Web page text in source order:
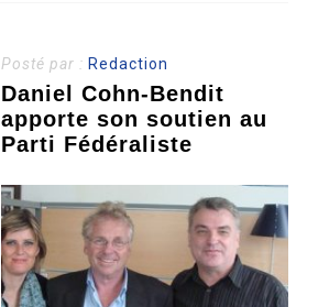
Posté par : Redaction
Daniel Cohn-Bendit
apporte son soutien au
Parti Fédéraliste